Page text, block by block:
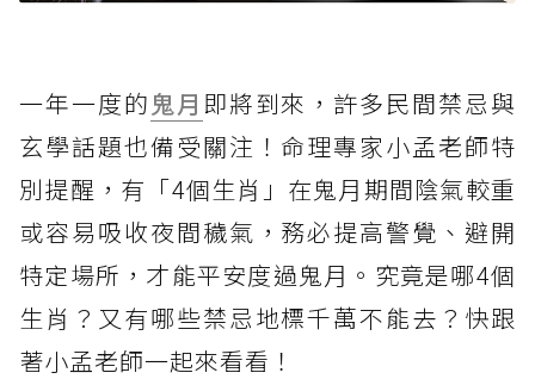
一年一度的 鬼月 即將到來，許多民間禁忌與
玄學話題也備受關注！命理專家小孟老師特
別提醒，有「4個生肖」在鬼月期間陰氣較重
或容易吸收夜間穢氣，務必提高警覺、避開
特定場所，才能平安度過鬼月。究竟是哪4個
生肖？又有哪些禁忌地標千萬不能去？快跟
著小孟老師一起來看看！